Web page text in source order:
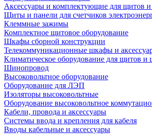
Аксессуары и комплектующие для щитов
Щиты и панели для счетчиков
Клеммные зажимы
Комплектное щитовое оборудование
Шкафы сборной конструкции
Телекоммуникационные шкафы и
Климатическое оборудование для щитов и
Шинопровод
Высоковольтное оборудование
Оборудование для ЛЭП
Изоляторы высоковольтные
Оборудование высоковольтное
Кабели, провода и аксессуары
Системы ввода и крепления для кабеля
Вводы кабельные и аксессуары